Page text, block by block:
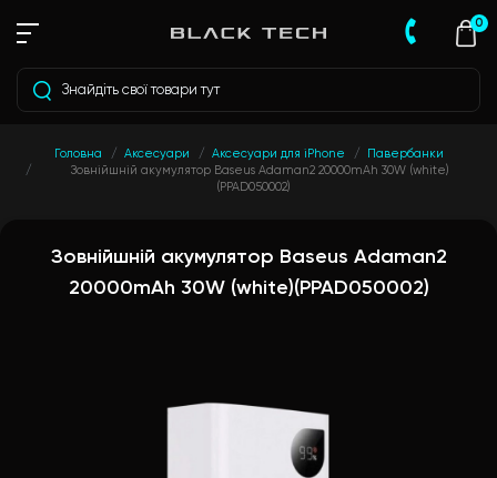
0
Головна Аксесуари Аксесуари для iPhone
Павербанки
Зовнійшній акумулятор Baseus Adaman2 20000mAh 30W (white)
(PPAD050002)
Зовнійшній акумулятор Baseus Adaman2
20000mAh 30W (white)(PPAD050002)